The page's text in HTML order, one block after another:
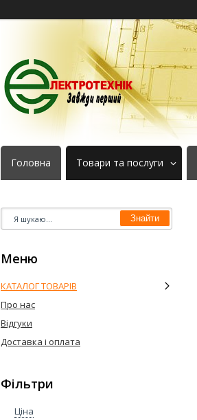
Головна Товари та послуги
Знайти
КАТАЛОГ ТОВАРІВ
Про нас
Відгуки
Доставка і оплата
Фільтри
Ціна